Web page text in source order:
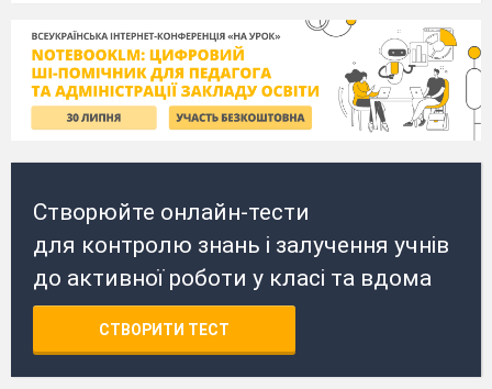
Створюйте онлайн-тести
для контролю знань і залучення учнів
до активної роботи у класі та вдома
СТВОРИТИ ТЕСТ